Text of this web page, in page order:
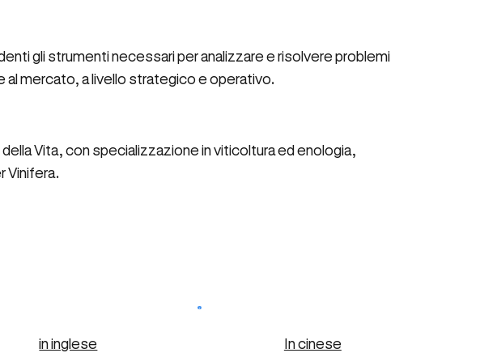
gli strumenti necessari per analizzare e risolvere problemi
al mercato, a livello strategico e operativo.
Vita, con specializzazione in viticoltura ed enologia,
Vinifera.
in inglese In cinese